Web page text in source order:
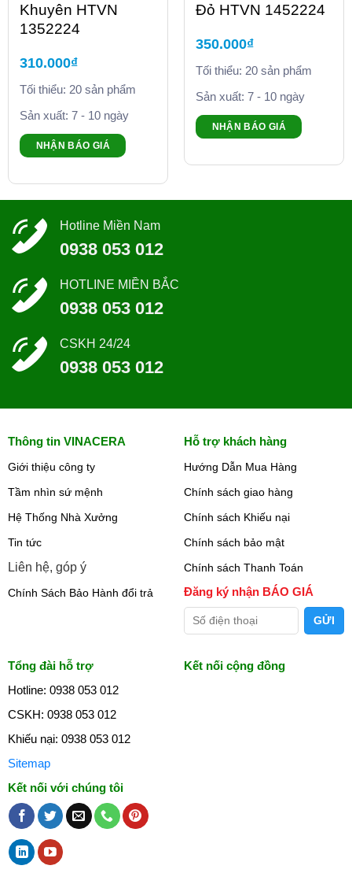
Khuyên HTVN
1352224
310.000₫
Tối thiểu: 20 sản phẩm
Sản xuất: 7 - 10 ngày
NHẬN BÁO GIÁ
Đỏ HTVN 1452224
350.000₫
Tối thiểu: 20 sản phẩm
Sản xuất: 7 - 10 ngày
NHẬN BÁO GIÁ
Hotline Miền Nam
0938 053 012
HOTLINE MIỀN BẮC
0938 053 012
CSKH 24/24
0938 053 012
Thông tin VINACERA
Giới thiệu công ty
Tầm nhìn sứ mệnh
Hệ Thống Nhà Xưởng
Tin tức
Liên hệ, góp ý
Chính Sách Bảo Hành đổi trả
Hỗ trợ khách hàng
Hướng Dẫn Mua Hàng
Chính sách giao hàng
Chính sách Khiếu nại
Chính sách bảo mật
Chính sách Thanh Toán
Đăng ký nhận BÁO GIÁ
Tổng đài hỗ trợ
Hotline: 0938 053 012
CSKH: 0938 053 012
Khiếu nại: 0938 053 012
Sitemap
Kết nối với chúng tôi
Kết nối cộng đồng